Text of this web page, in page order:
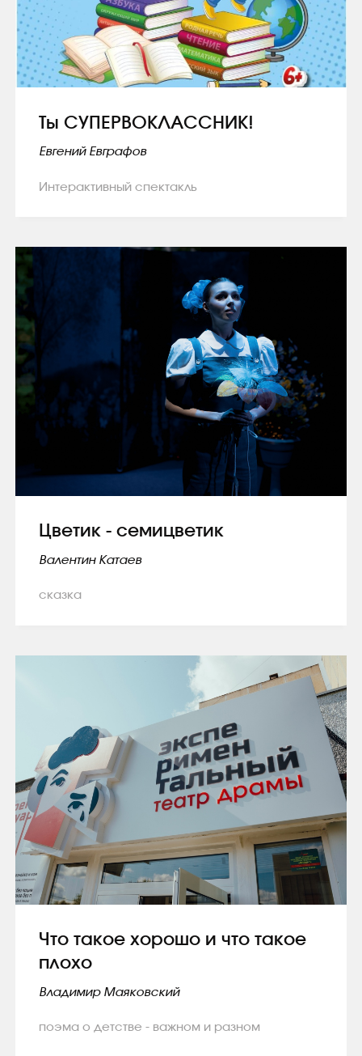
Ты СУПЕРВОКЛАССНИК!
Евгений Евграфов
Интерактивный спектакль
Цветик - семицветик
Валентин Катаев
сказка
Что такое хорошо и что такое
плохо
Владимир Маяковский
поэма о детстве - важном и разном